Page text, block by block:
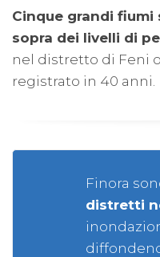
Cinque grandi
sopra dei livelli di
nel distretto di Feni
registrato in 40 anni.
Finora
distretti